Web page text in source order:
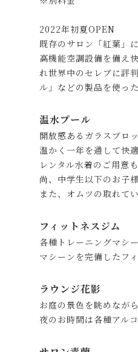
2022年初夏OPEN
既存のサロン「紅葉」
高機能空調設備を備え
れ世界中のセレブに評
ル」などの製品を使っ
温水プール
開放感あるガラスブロ
温かく一年を通して快
レンタル水着のご用意
尚、中学生以下のお子
また、オムツの取れて
フィットネスジム
各種トレーニングマシ
マシーンを完備したフ
ラウンジ花影
お庭の景色を眺めなが
夜のお時間は各種アル